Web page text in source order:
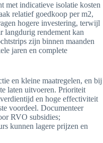
met indicatieve isolatie kosten
relatief goedkoop per m2,
hogere investering, terwijl
langdurig rendement kan
zijn binnen maanden
jaren en complete
en kleine maatregelen, en bij
laten uitvoeren. Prioriteit
en hoge effectiviteit
voordeel. Documenteer
RVO subsidies;
kunnen lagere prijzen en